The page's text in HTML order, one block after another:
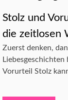
Stolz und
die zeitlosen
Zuerst denken,
Vorurteil Stolz